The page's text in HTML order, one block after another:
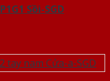
Sồi-SGD